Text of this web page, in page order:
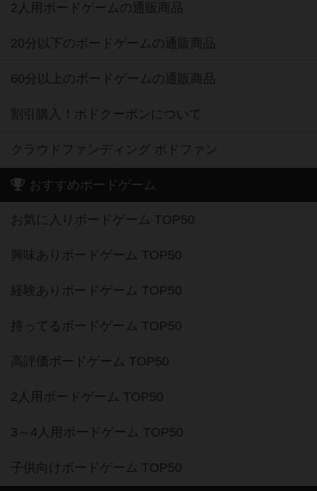
2人用ボードゲームの通販商品
20分以下のボードゲームの通販商品
60分以上のボードゲームの通販商品
割引購入！ボドクーポンについて
クラウドファンディング ボドファン
おすすめボードゲーム
お気に入りボードゲーム TOP50
興味ありボードゲーム TOP50
経験ありボードゲーム TOP50
持ってるボードゲーム TOP50
高評価ボードゲーム TOP50
2人用ボードゲーム TOP50
3～4人用ボードゲーム TOP50
子供向けボードゲーム TOP50